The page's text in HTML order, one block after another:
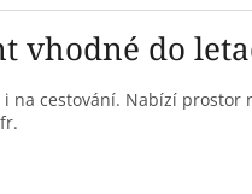
vhodné do
na cestování. Nabízí prostor